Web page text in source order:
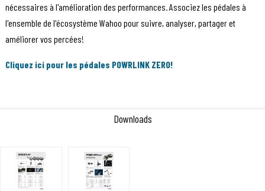
nécessaires à l'amélioration des performances. Associez les pédales à
l'ensemble de l'écosystème Wahoo pour suivre, analyser, partager et
améliorer vos percées!
Cliquez ici pour les pédales POWRLINK ZERO!
Downloads